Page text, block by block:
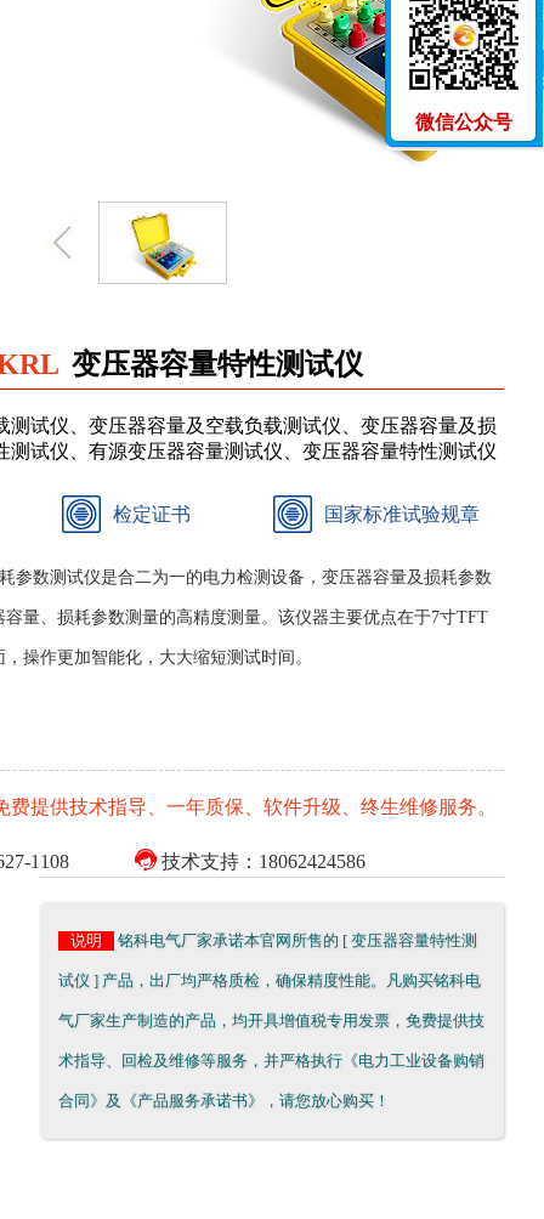
变压器容量特性测试仪
测试仪、变压器容量及空载负载测试仪、变压器容量及损
测试仪、有源变压器容量测试仪、变压器容量特性测试仪
检定证书 国家标准试验规章
参数测试仪是合二为一的电力检测设备，变压器容量及损耗参数
量、损耗参数测量的高精度测量。该仪器主要优点在于7寸TFT
操作更加智能化，大大缩短测试时间。
费提供技术指导、一年质保、软件升级、终生维修服务。
1108  技术支持：18062424586
说明 铭科电气厂家承诺本官网所售的 [ 变压器容量特性测
试仪 ] 产品，出厂均严格质检，确保精度性能。凡购买铭科电
气厂家生产制造的产品，均开具增值税专用发票，免费提供技
术指导、回检及维修等服务，并严格执行《电力工业设备购销
合同》及《产品服务承诺书》，请您放心购买！
微信公众号